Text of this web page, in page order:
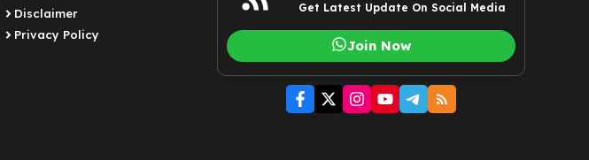
Disclaimer
Privacy Policy
Get Latest Update On Social Media
Join Now